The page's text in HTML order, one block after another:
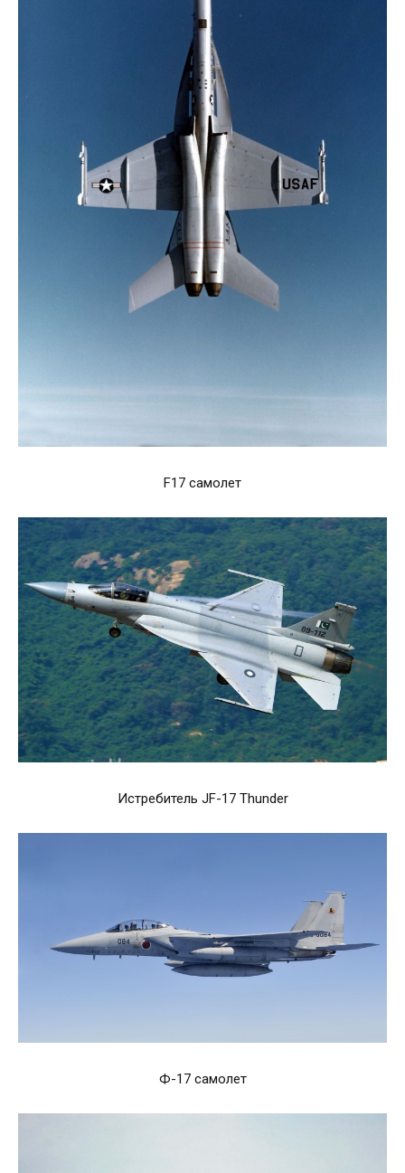
F17 самолет
Истребитель JF-17 Thunder
Ф-17 самолет